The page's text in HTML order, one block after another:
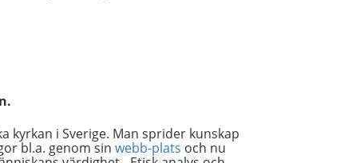
kyrkan i Sverige. Man sprider kunskap
bl.a. genom sin webb-plats och nu